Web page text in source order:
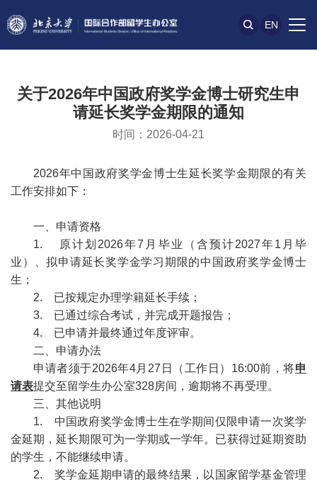
EN
关于2026年中国政府奖学金博士研究生申
请延长奖学金期限的通知
时间：2026-04-21
2026年中国政府奖学金博士生延长奖学金期限的有关
工作安排如下：
一、申请资格
1. 原计划2026年7月毕业（含预计2027年1月毕
业）、拟申请延长奖学金学习期限的中国政府奖学金博士
生；
2. 已按规定办理学籍延长手续；
3. 已通过综合考试，并完成开题报告；
4. 已申请并最终通过年度评审。
二、申请办法
申请者须于2026年4月27日（工作日）16:00前，将申
请表提交至留学生办公室328房间，逾期将不再受理。
三、其他说明
1. 中国政府奖学金博士生在学期间仅限申请一次奖学
金延期，延长期限可为一学期或一学年。已获得过延期资助
的学生，不能继续申请。
2. 奖学金延期申请的最终结果，以国家留学基金管理